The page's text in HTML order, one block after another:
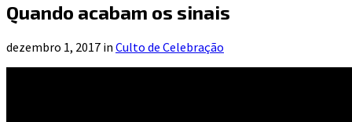
Quando acabam os sinais
dezembro 1, 2017 in Culto de Celebração